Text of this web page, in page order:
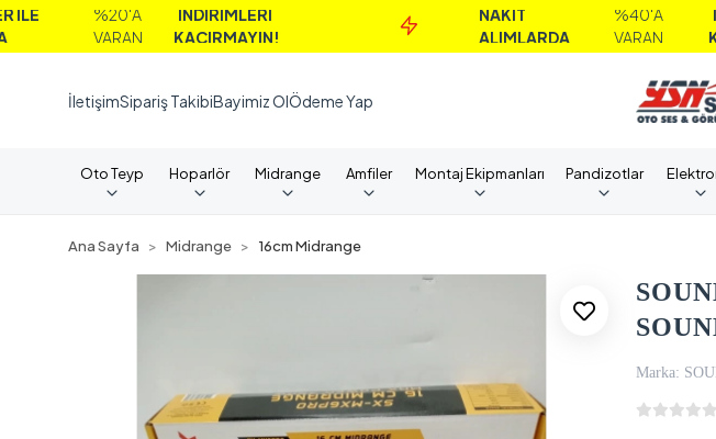
%20'A
İNDİRİMLERİ
KAÇIRMAYIN!
NAKİT
ALIMLARDA
VARAN
İletişimSipariş TakibiBayimiz OlÖdeme Yap
Oto Teyp Hoparlör Midrange Amfiler Montaj Ekipmanları Pandizotlar
Ana Sayfa Midrange 16cm Midrange
Marka: